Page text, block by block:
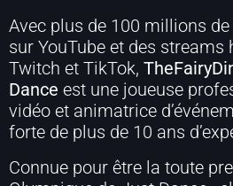
Avec plus de 100 millions
sur YouTube et des streams
Twitch et TikTok,
Dance est une joueuse
vidéo et animatrice
forte de plus de 10 ans
Connue pour être la toute